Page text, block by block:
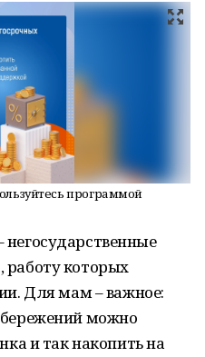
программой
которых
Для мам – важное:
можно
и так накопить на